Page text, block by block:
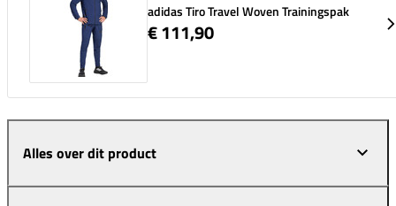
adidas Tiro Travel Woven Trainingspak
€ 111,90
Alles over dit product